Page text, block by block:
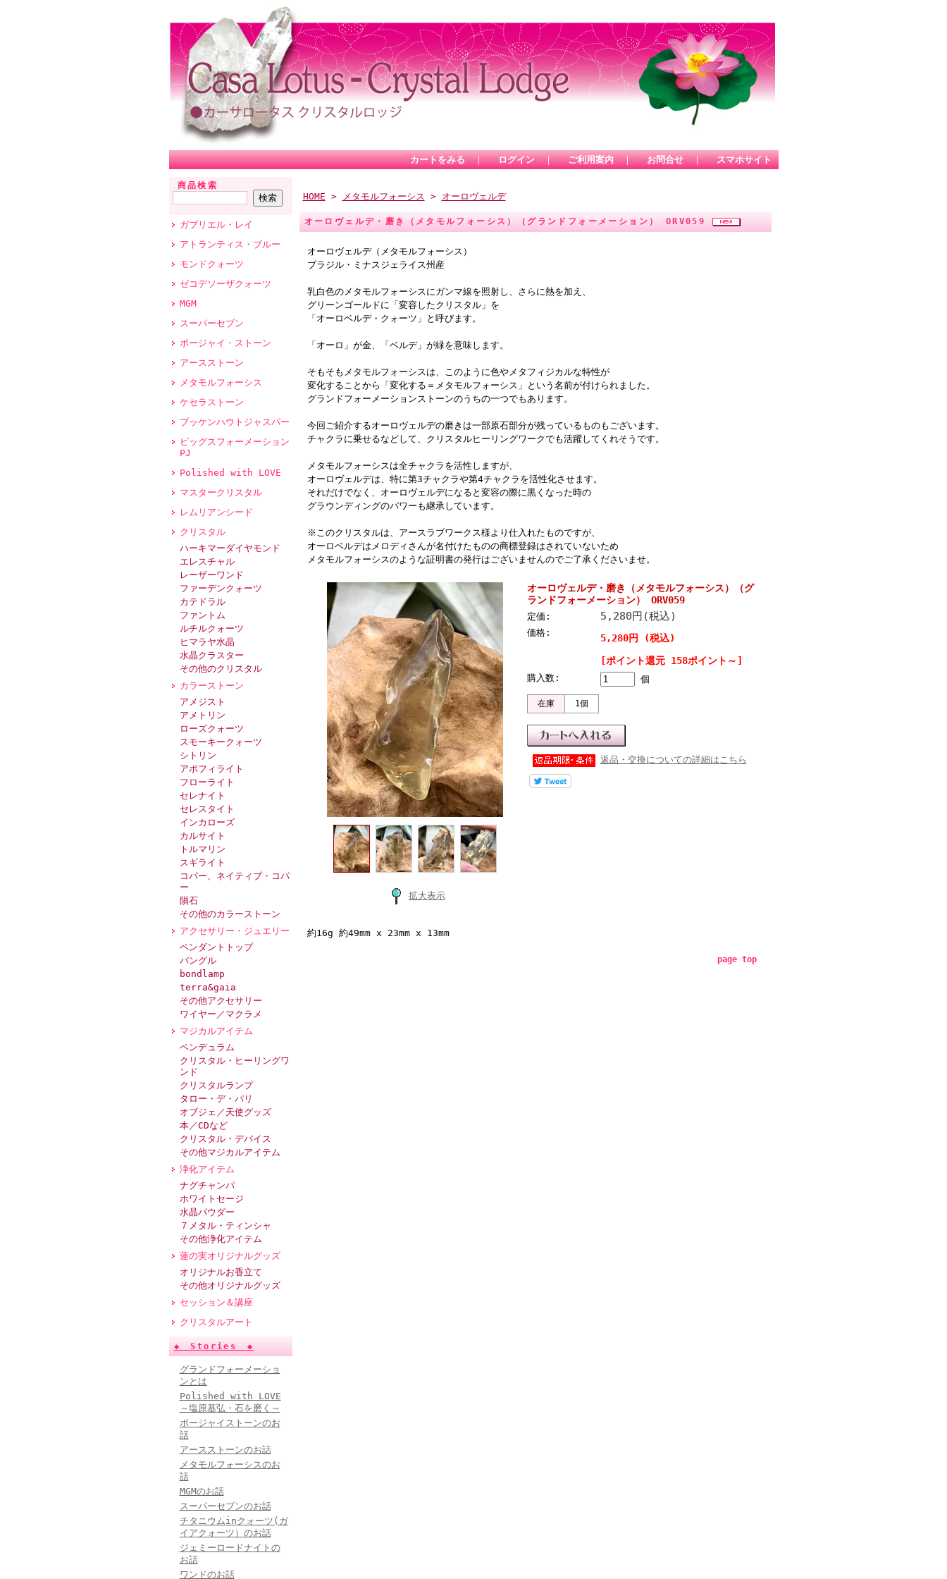
カートをみる ｜ ログイン ｜ ご利用案内 ｜ お問合せ ｜ スマホサイト
商品検索
ガブリエル・レイ
アトランティス・ブルー
モンドクォーツ
ゼコデソーザクォーツ
MGM
スーパーセブン
ボージャイ・ストーン
アースストーン
メタモルフォーシス
ケセラストーン
ブッケンハウトジャスパー
ビッグスフォーメーション
PJ
Polished with LOVE
マスタークリスタル
レムリアンシード
クリスタル
ハーキマーダイヤモンド
エレスチャル
レーザーワンド
ファーデンクォーツ
カテドラル
ファントム
ルチルクォーツ
ヒマラヤ水晶
水晶クラスター
その他のクリスタル
カラーストーン
アメジスト
アメトリン
ローズクォーツ
スモーキークォーツ
シトリン
アポフィライト
フローライト
セレナイト
セレスタイト
インカローズ
カルサイト
トルマリン
スギライト
コパー、ネイティブ・コパ
ー
隕石
その他のカラーストーン
アクセサリー・ジュエリー
ペンダントトップ
バングル
bondlamp
terra&gaia
その他アクセサリー
ワイヤー／マクラメ
マジカルアイテム
ペンデュラム
クリスタル・ヒーリングワ
ンド
クリスタルランプ
タロー・デ・パリ
オブジェ／天使グッズ
本／CDなど
クリスタル・デバイス
その他マジカルアイテム
浄化アイテム
ナグチャンパ
ホワイトセージ
水晶パウダー
７メタル・ティンシャ
その他浄化アイテム
蓮の実オリジナルグッズ
オリジナルお香立て
その他オリジナルグッズ
セッション＆講座
クリスタルアート
◆ Stories ◆
グランドフォーメーショ
ンとは
Polished with LOVE
～塩原基弘・石を磨く～
ボージャイストーンのお
話
アースストーンのお話
メタモルフォーシスのお
話
MGMのお話
スーパーセブンのお話
チタニウムinクォーツ(ガ
イアクォーツ）のお話
ジェミーロードナイトの
お話
ワンドのお話
HOME > メタモルフォーシス > オーロヴェルデ
オーロヴェルデ・磨き（メタモルフォーシス）（グランドフォーメーション） ORV059
オーロヴェルデ（メタモルフォーシス）
ブラジル・ミナスジェライス州産
乳白色のメタモルフォーシスにガンマ線を照射し、さらに熱を加え、
グリーンゴールドに「変容したクリスタル」を
「オーロベルデ・クォーツ」と呼びます。
「オーロ」が金、「ベルデ」が緑を意味します。
そもそもメタモルフォーシスは、このように色やメタフィジカルな特性が
変化することから「変化する＝メタモルフォーシス」という名前が付けられました。
グランドフォーメーションストーンのうちの一つでもあります。
今回ご紹介するオーロヴェルデの磨きは一部原石部分が残っているものもございます。
チャクラに乗せるなどして、クリスタルヒーリングワークでも活躍してくれそうです。
メタモルフォーシスは全チャクラを活性しますが、
オーロヴェルデは、特に第3チャクラや第4チャクラを活性化させます。
それだけでなく、オーロヴェルデになると変容の際に黒くなった時の
グラウンディングのパワーも継承しています。
※このクリスタルは、アースラブワークス様より仕入れたものですが、
オーロベルデはメロディさんが名付けたものの商標登録はされていないため
メタモルフォーシスのような証明書の発行はございませんのでご了承くださいませ。
拡大表示
オーロヴェルデ・磨き（メタモルフォーシス）（グ
ランドフォーメーション） ORV059
定価: 5,280円(税込)
価格:
5,280円 (税込)
[ポイント還元 158ポイント～]
購入数: 個
在庫 1個
返品・交換についての詳細はこちら
約16g 約49mm x 23mm x 13mm
page top